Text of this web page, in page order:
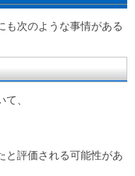
も次のような事情がある
、
と評価される可能性があ